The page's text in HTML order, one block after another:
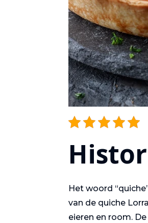
Het woord
van de quiche
eieren en room.